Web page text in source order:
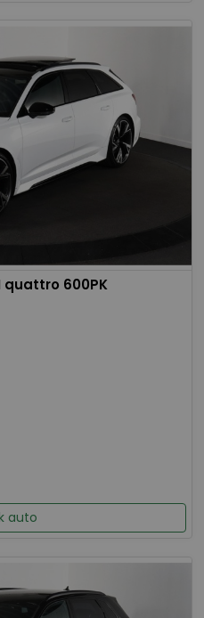
quattro 600PK
auto